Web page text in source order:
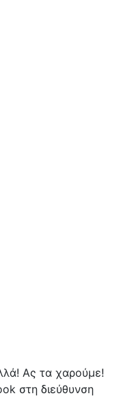
Ας τα χαρούμε!
στη διεύθυνση